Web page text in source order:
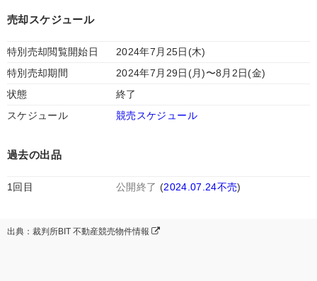
売却スケジュール
特別売却閲覧開始日
2024年7月25日(木)
特別売却期間
2024年7月29日(月)〜8月2日(金)
状態
終了
スケジュール
競売スケジュール
過去の出品
1回目 公開終了 (2024.07.24不売)
出典：裁判所BIT 不動産競売物件情報